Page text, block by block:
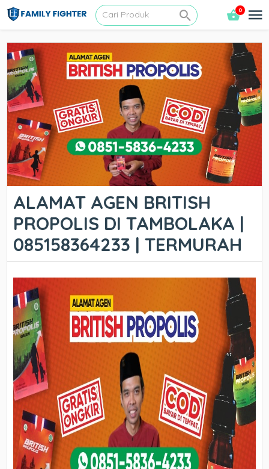
0
ALAMAT AGEN BRITISH
PROPOLIS DI TAMBOLAKA |
085158364233 | TERMURAH